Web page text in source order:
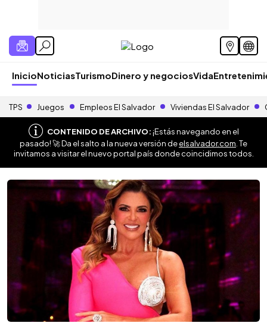
InicioNoticiasTurismoDinero y negociosVida
TPS Juegos Empleos El Salvador Viviendas El Salvador
CONTENIDO DE ARCHIVO:¡Estás navegando en el
pasado! 🚀 Da el salto a la nueva versión deelsalvador.com . Te
invitamos a visitar el nuevo portal país donde coincidimos todos.